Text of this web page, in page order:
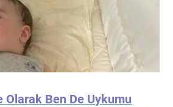
Olarak Ben De Uykumu